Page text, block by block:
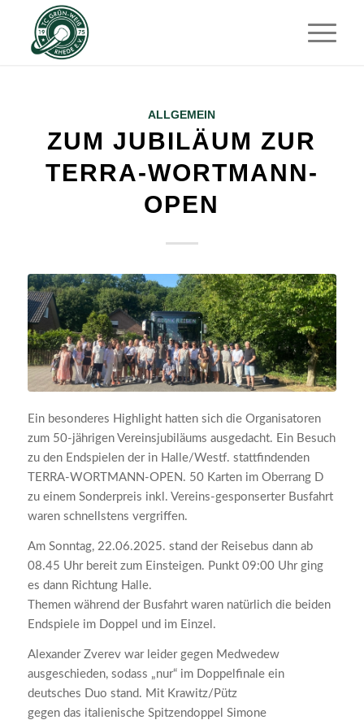
ALLGEMEIN
ZUM JUBILÄUM ZUR
TERRA-WORTMANN-
OPEN
Ein besonderes Highlight hatten sich die Organisatoren
zum 50-jährigen Vereinsjubiläums ausgedacht. Ein Besuch
zu den Endspielen der in Halle/Westf. stattfindenden
TERRA-WORTMANN-OPEN . 50 Karten im Oberrang D
zu einem Sonderpreis inkl. Vereins-gesponserter Busfahrt
waren schnellstens vergriffen.
Am Sonntag, 22.06.2025. stand der Reisebus dann ab
08.45 Uhr bereit zum Einsteigen. Punkt 09:00 Uhr ging
es dann Richtung Halle.
Themen während der Busfahrt waren natürlich die beiden
Endspiele im Doppel und im Einzel.
Alexander Zverev war leider gegen Medwedew
ausgeschieden, sodass „nur“ im Doppelfinale ein
deutsches Duo stand. Mit Krawitz/ Pütz
gegen das italienische Spitzendoppel Simone